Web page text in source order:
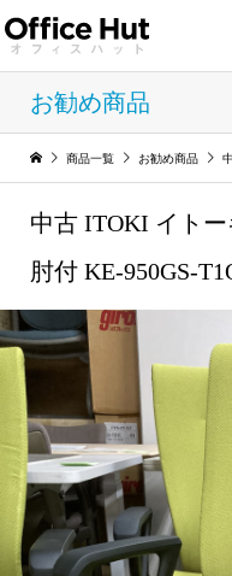
お勧め商品
商品一覧 お勧め商品
中古 ITOKI イトー
肘付 KE-950GS-